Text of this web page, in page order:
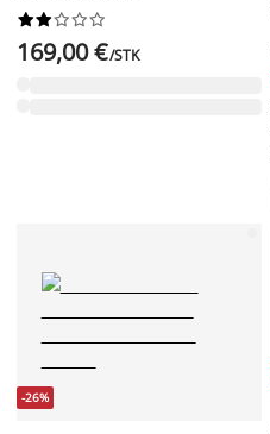






169,00 €/STK
-26%